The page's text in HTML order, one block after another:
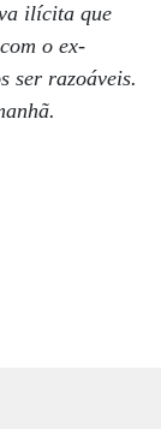
ilícita que
o ex-
ser razoáveis.